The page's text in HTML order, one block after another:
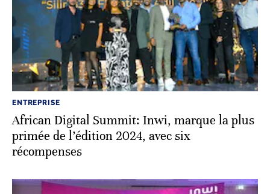
ENTREPRISE
African Digital Summit: Inwi, marque la plus
primée de l’édition 2024, avec six
récompenses